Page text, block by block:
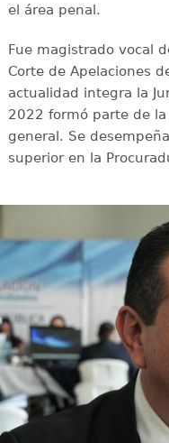
el área penal.
Fue magistrado vocal
Corte de Apelaciones
actualidad integra la
2022 formó parte de
general. Se
superior en la